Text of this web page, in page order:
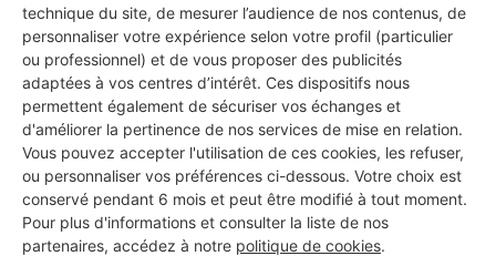
technique du site, de mesurer l’audience de nos contenus, de
personnaliser votre expérience selon votre profil (particulier
ou professionnel) et de vous proposer des publicités
adaptées à vos centres d’intérêt. Ces dispositifs nous
permettent également de sécuriser vos échanges et
d'améliorer la pertinence de nos services de mise en relation.
Vous pouvez accepter l'utilisation de ces cookies, les refuser,
ou personnaliser vos préférences ci-dessous. Votre choix est
conservé pendant 6 mois et peut être modifié à tout moment.
Pour plus d'informations et consulter la liste de nos
partenaires, accédez à notre politique de cookies.
15 ans d'expérience
Voir sa fiche
HCI BATIMENT
Vaujours